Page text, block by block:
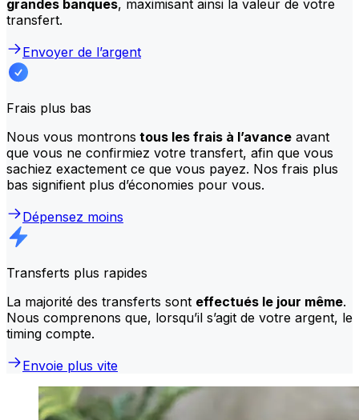
grandes banques, maximisant ainsi la valeur de votre
transfert.
Envoyer de l’argent
Frais plus bas
Nous vous montrons tous les frais à l’avance avant
que vous ne confirmiez votre transfert, afin que vous
sachiez exactement ce que vous payez. Nos frais plus
bas signifient plus d’économies pour vous.
Dépensez moins
Transferts plus rapides
La majorité des transferts sont effectués le jour même.
Nous comprenons que, lorsqu’il s’agit de votre argent, le
timing compte.
Envoie plus vite